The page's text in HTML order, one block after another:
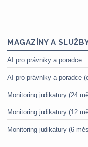
MAGAZÍNY A
AI pro právníky a poradce
AI pro právníky a poradce
Monitoring judikatury (24
Monitoring judikatury (12
Monitoring judikatury (6